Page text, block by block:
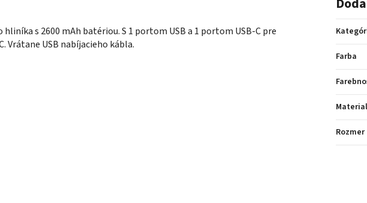
s 2600 mAh batériou. S 1 portom USB a 1 portom USB-C pre
Vrátane USB nabíjacieho kábla.
Farba
Material
Rozmer